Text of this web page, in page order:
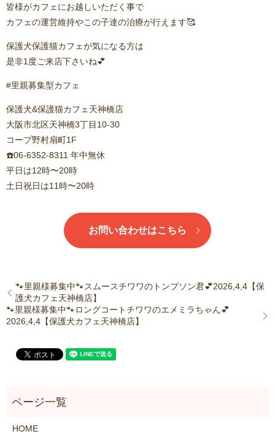
皆様がカフェにお越しいただく事で
カフェの運営維持やこの子達の治療が行えます🥰
保護犬保護猫カフェが気になる方は
是非1度ご来店下さいね💕︎
#里親募集型カフェ
保護犬&保護猫カフェ天神橋店
大阪市北区天神橋3丁目10-30
コープ野村扇町1F
☎️06-6352-8311 年中無休
平日は12時〜20時
土日祝日は11時〜20時
お問い合わせはこちら
🐾里親様募集中🐾スムースチワワのトンプソン君💕2026,4,4【保
護犬カフェ天神橋店】
🐾里親様募集中🐾ロングコートチワワのエメミラちゃん💕
2026,4,4【保護犬カフェ天神橋店】
HOME